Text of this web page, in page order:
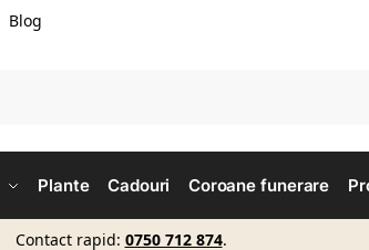
Blog
Plante Cadouri Coroane funerare
Contact rapid: 0750 712 874.